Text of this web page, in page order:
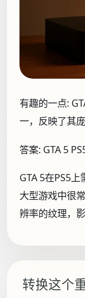
有趣的一点:
一，反映了其
答案: GTA 5
GTA 5在PS5
大型游戏中很
辨率的纹理，
转换这个